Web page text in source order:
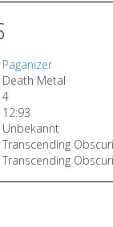
Paganizer
Death Metal
4
12:93
Unbekannt
Transcending
Transcending